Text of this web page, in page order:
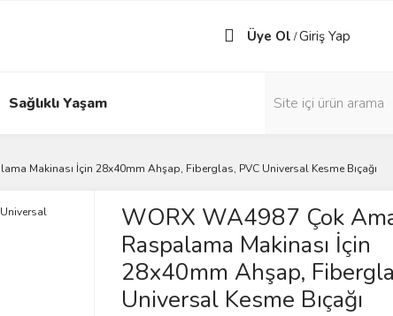
Üye Ol /Giriş Yap
Sağlıklı Yaşam
Makinası İçin 28x40mm Ahşap, Fiberglas, PVC Universal Kesme Bıçağı
WORX WA4987 Çok
Raspalama Makinası İçin
28x40mm Ahşap,
Universal Kesme Bıçağı